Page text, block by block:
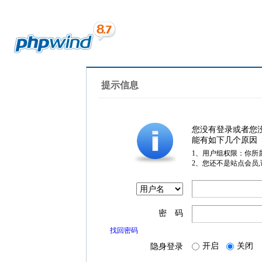
提示信息
您没有登录或者您
能有如下几个原因
1、用户组权限：你所
2、您还不是站点会员
密 码
找回密码
隐身登录 开启 关闭